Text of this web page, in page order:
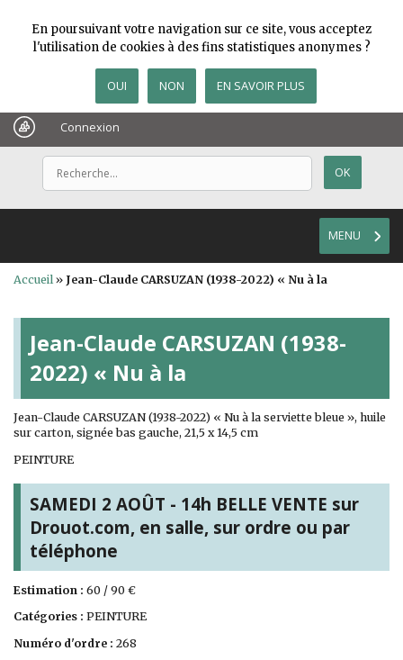
Connexion
MENU
Accueil» Jean-Claude CARSUZAN (1938-2022) « Nu à la
Jean-Claude CARSUZAN (1938-
2022) « Nu à la
Jean-Claude CARSUZAN (1938-2022) « Nu à la serviette bleue », huile
sur carton, signée bas gauche, 21,5 x 14,5 cm
PEINTURE
SAMEDI 2 AOÛT - 14h BELLE VENTE sur
Drouot.com, en salle, sur ordre ou par
téléphone
Estimation : 60 / 90 €
Catégories : PEINTURE
Numéro d'ordre : 268
En poursuivant votre navigation sur ce site, vous acceptez
l'utilisation de cookies à des fins statistiques anonymes ?
OUI NON EN SAVOIR PLUS